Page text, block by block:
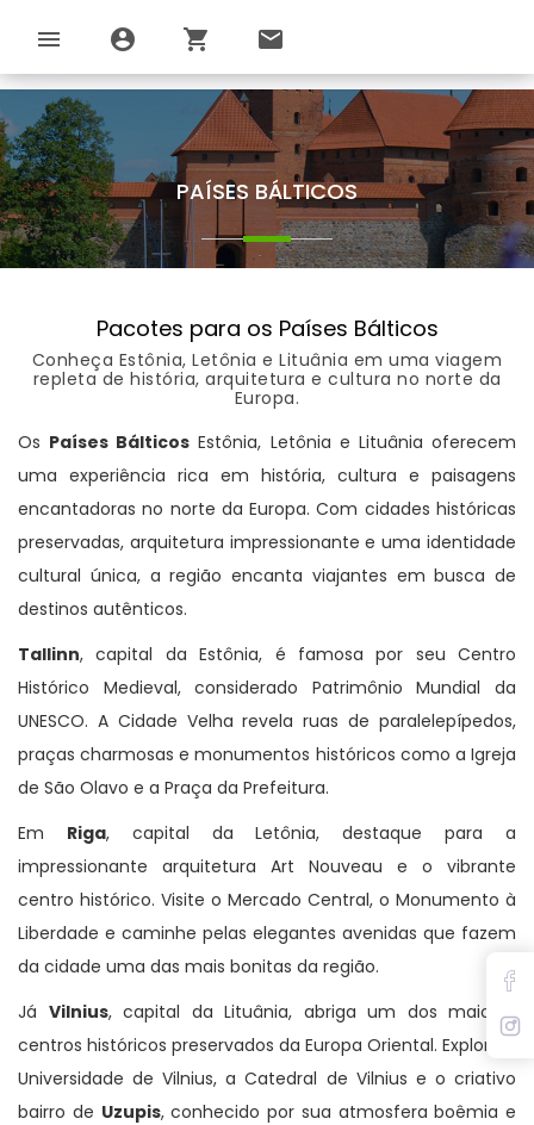
menu account_circle shopping_cart email
PAÍSES BÁLTICOS
Pacotes para os Países Bálticos
Conheça Estônia, Letônia e Lituânia em uma viagem
repleta de história, arquitetura e cultura no norte da
Europa.
Os Países Bálticos Estônia, Letônia e Lituânia oferecem
uma experiência rica em história, cultura e paisagens
encantadoras no norte da Europa. Com cidades históricas
preservadas, arquitetura impressionante e uma identidade
cultural única, a região encanta viajantes em busca de
destinos autênticos.
Tallinn, capital da Estônia, é famosa por seu Centro
Histórico Medieval, considerado Patrimônio Mundial da
UNESCO. A Cidade Velha revela ruas de paralelepípedos,
praças charmosas e monumentos históricos como a Igreja
de São Olavo e a Praça da Prefeitura.
Em Riga, capital da Letônia, destaque para a
impressionante arquitetura Art Nouveau e o vibrante
centro histórico. Visite o Mercado Central, o Monumento à
Liberdade e caminhe pelas elegantes avenidas que fazem
da cidade uma das mais bonitas da região.
Já Vilnius, capital da Lituânia, abriga um dos maiores
centros históricos preservados da Europa Oriental. Explore a
Universidade de Vilnius, a Catedral de Vilnius e o criativo
bairro de Uzupis, conhecido por sua atmosfera boêmia e